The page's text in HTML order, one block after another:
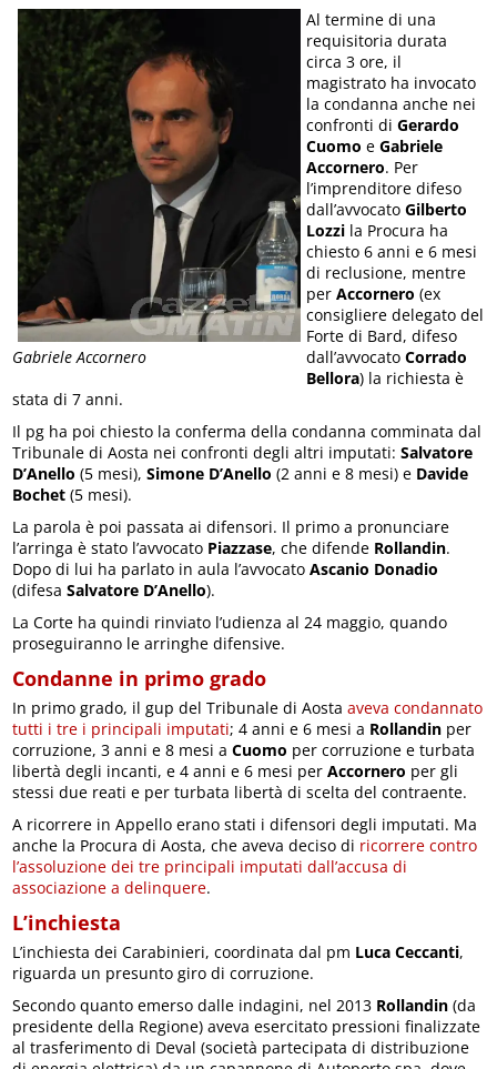
Gabriele Accornero
Al termine di una
requisitoria durata
circa 3 ore, il
magistrato ha invocato
la condanna anche nei
confronti diGerardo
Cuomo eGabriele
Accornero. Per
l’imprenditore difeso
dall’avvocatoGilberto
Lozzi la Procura ha
chiesto 6 anni e 6 mesi
di reclusione, mentre
perAccornero (ex
consigliere delegato del
Forte di Bard, difeso
dall’avvocatoCorrado
Bellora) la richiesta è
stata di 7 anni.
Il pg ha poi chiesto la conferma della condanna comminata dal
Tribunale di Aosta nei confronti degli altri imputati:Salvatore
D’Anello (5 mesi),Simone D’Anello (2 anni e 8 mesi) e Davide
Bochet (5 mesi).
La parola è poi passata ai difensori. Il primo a pronunciare
l’arringa è stato l’avvocato Piazzase, che difende Rollandin.
Dopo di lui ha parlato in aula l’avvocatoAscanio Donadio
(difesaSalvatore D’Anello).
La Corte ha quindi rinviato l’udienza al 24 maggio, quando
proseguiranno le arringhe difensive.
Condanne in primo grado
In primo grado, il gup del Tribunale di Aostaaveva condannato
tutti i tre i principali imputati; 4 anni e 6 mesi a Rollandin per
corruzione, 3 anni e 8 mesi aCuomo per corruzione e turbata
libertà degli incanti, e 4 anni e 6 mesi perAccornero per gli
stessi due reati e per turbata libertà di scelta del contraente.
A ricorrere in Appello erano stati i difensori degli imputati. Ma
anche la Procura di Aosta, che aveva deciso di ricorrere contro
l’assoluzione dei tre principali imputati dall’accusa di
associazione a delinquere.
L’inchiesta
L’inchiesta dei Carabinieri, coordinata dal pm Luca Ceccanti,
riguarda un presunto giro di corruzione.
Secondo quanto emerso dalle indagini, nel 2013 Rollandin (da
presidente della Regione) aveva esercitato pressioni finalizzate
al trasferimento di Deval (società partecipata di distribuzione